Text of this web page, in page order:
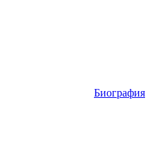
Биография